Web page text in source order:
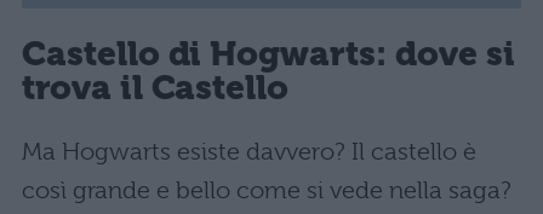
Castello di Hogwarts: dove si
trova il Castello
Ma Hogwarts esiste davvero? Il castello è
così grande e bello come si vede nella saga?